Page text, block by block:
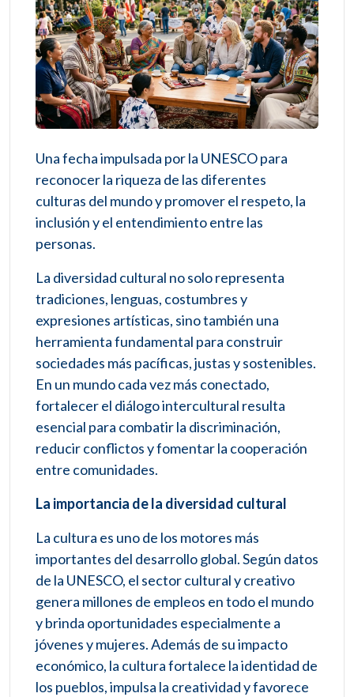
Una fecha impulsada por la UNESCO para
reconocer la riqueza de las diferentes
culturas del mundo y promover el respeto, la
inclusión y el entendimiento entre las
personas.
La diversidad cultural no solo representa
tradiciones, lenguas, costumbres y
expresiones artísticas, sino también una
herramienta fundamental para construir
sociedades más pacíficas, justas y sostenibles.
En un mundo cada vez más conectado,
fortalecer el diálogo intercultural resulta
esencial para combatir la discriminación,
reducir conflictos y fomentar la cooperación
entre comunidades.
La importancia de la diversidad cultural
La cultura es uno de los motores más
importantes del desarrollo global. Según datos
de la UNESCO, el sector cultural y creativo
genera millones de empleos en todo el mundo
y brinda oportunidades especialmente a
jóvenes y mujeres. Además de su impacto
económico, la cultura fortalece la identidad de
los pueblos, impulsa la creatividad y favorece